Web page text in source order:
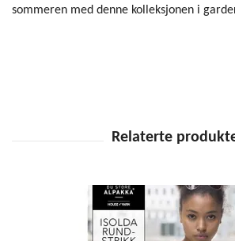
sommeren med denne kolleksjonen i